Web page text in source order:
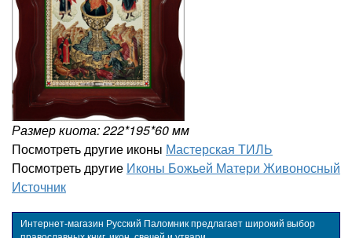
Размер киота: 222*195*60 мм
Посмотреть другие иконы Мастерская ТИЛЬ
Посмотреть другие Иконы Божьей Матери Живоносный
Источник
Интернет-магазин Русский Паломник предлагает широкий выбор